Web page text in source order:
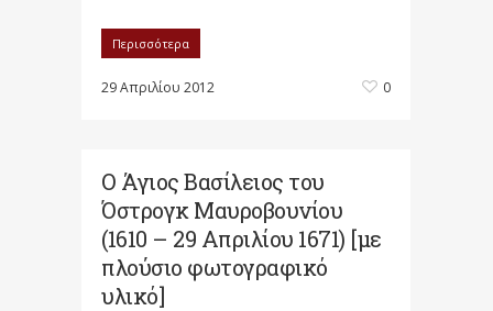
Περισσότερα
29 Απριλίου 2012 0
Ο Άγιος Βασίλειος του
Όστρογκ Μαυροβουνίου
(1610 – 29 Απριλίου 1671) [με
πλούσιο φωτογραφικό
υλικό]